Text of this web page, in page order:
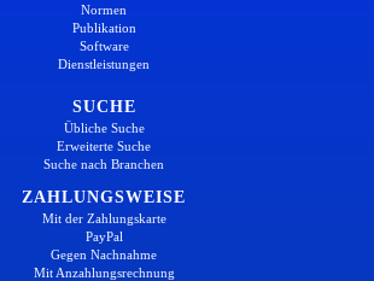
Normen
Publikation
Software
Dienstleistungen
SUCHE
Übliche Suche
Erweiterte Suche
Suche nach Branchen
ZAHLUNGSWEISE
Mit der Zahlungskarte
PayPal
Gegen Nachnahme
Mit Anzahlungsrechnung